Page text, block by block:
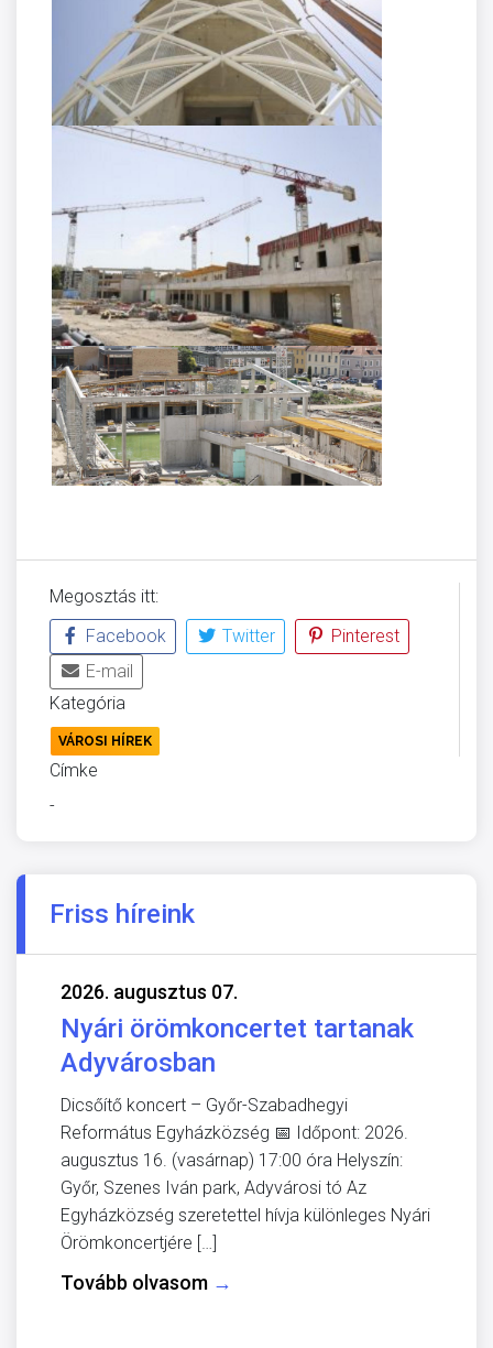
Megosztás itt:
Facebook
Twitter
Pinterest
E-mail
Kategória
VÁROSI HÍREK
Címke
-
Friss híreink
2026. augusztus 07.
Nyári örömkoncertet tartanak
Adyvárosban
Dicsőítő koncert – Győr-Szabadhegyi
Református Egyházközség 📅 Időpont: 2026.
augusztus 16. (vasárnap) 17:00 óra Helyszín:
Győr, Szenes Iván park, Adyvárosi tó Az
Egyházközség szeretettel hívja különleges Nyári
Örömkoncertjére […]
Tovább olvasom →